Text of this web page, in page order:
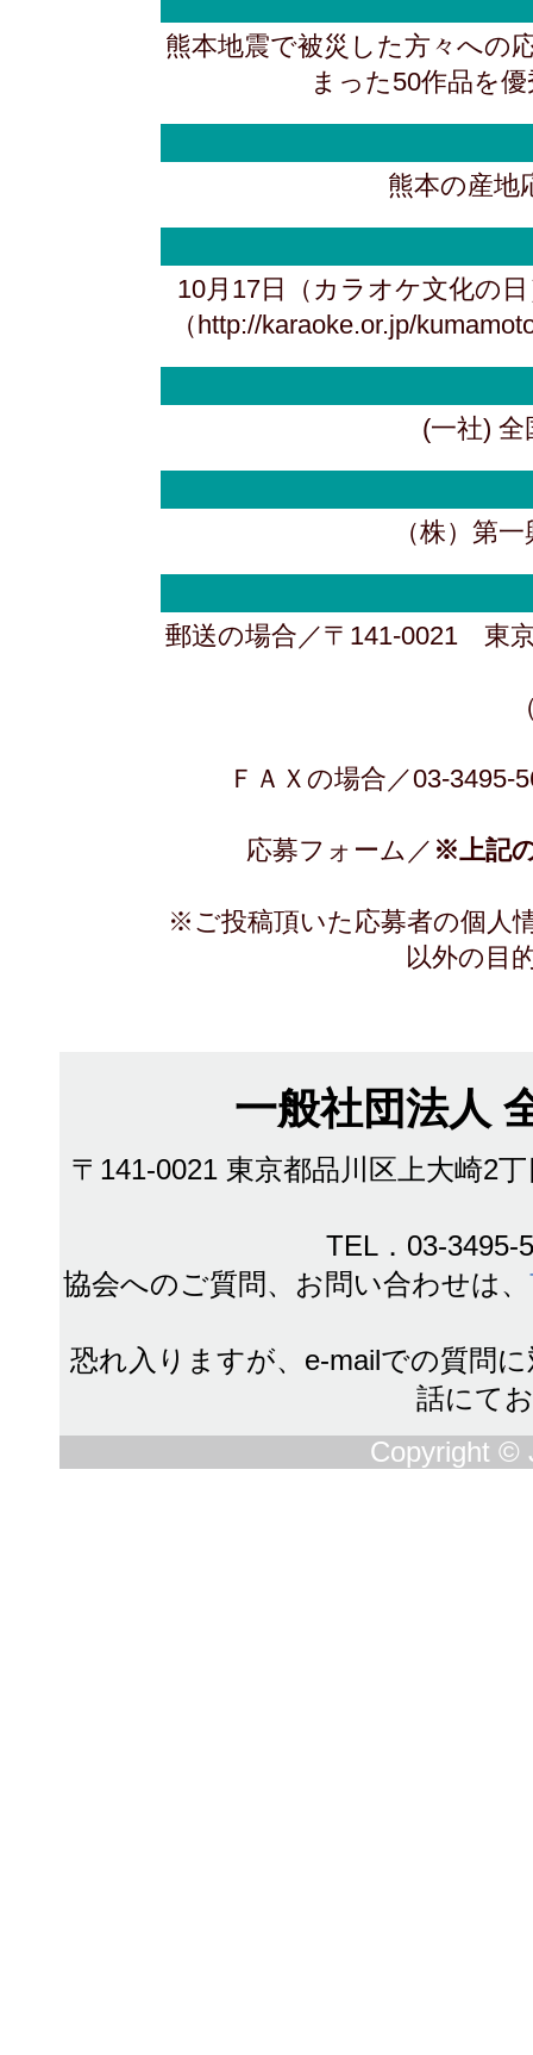
熊本地震で被災した方々への
まった50作品を
熊本の産地
10月17日（カラオケ文化の
（http://karaoke.or.jp/
(一社)
（株）第
郵送の場合／〒141-0021 東
（一社）全国カ
ＦＡＸの場合／03-
応募フォーム／ ※上記
※ご投稿頂いた応募者の個人
以外の目
一般社団法人
〒141-0021 東京都品川区上大崎
TEL．03-3495-
協会へのご質問、お問い合わせは、
恐れ入りますが、e-mailでの質問
話にて
Copyright ©